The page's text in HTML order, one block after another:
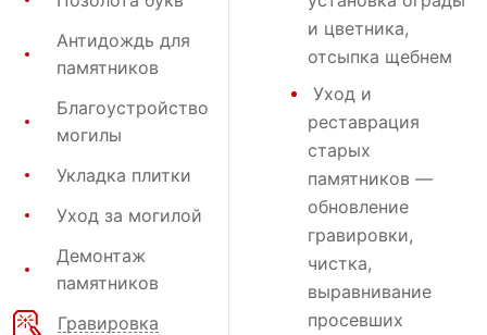
Антидождь для
памятников
Благоустройство
могилы
Укладка плитки
Уход за могилой
Демонтаж
памятников
Гравировка
и цветника,
отсыпка щебнем
Уход и
реставрация
старых
памятников —
обновление
гравировки,
чистка,
выравнивание
просевших